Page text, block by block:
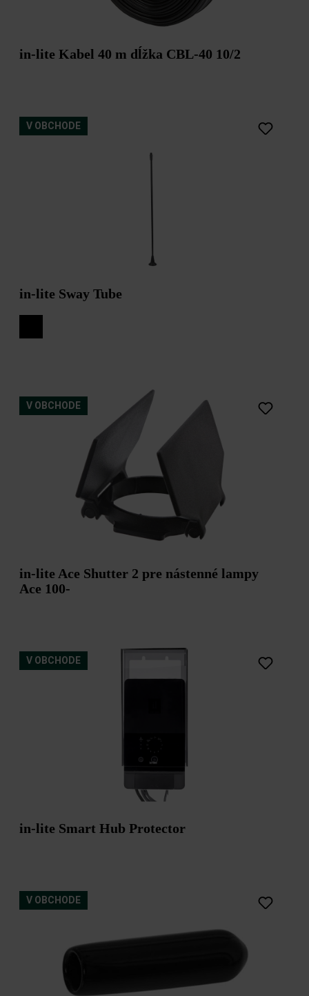
in-lite Kabel 40 m dĺžka CBL-40 10/2
V OBCHODE
in-lite Sway Tube
V OBCHODE
in-lite Ace Shutter 2 pre nástenné lampy
Ace 100-
V OBCHODE
in-lite Smart Hub Protector
V OBCHODE